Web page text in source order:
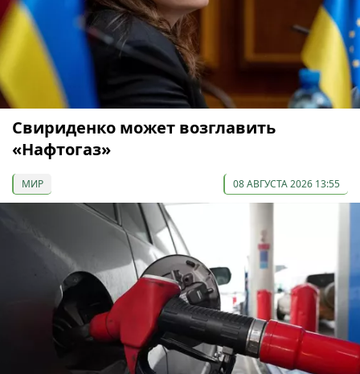
Свириденко может возглавить
«Нафтогаз»
МИР 08 АВГУСТА 2026 13:55